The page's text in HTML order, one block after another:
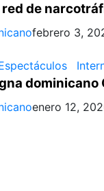
de
febrero 3,
enero 12,